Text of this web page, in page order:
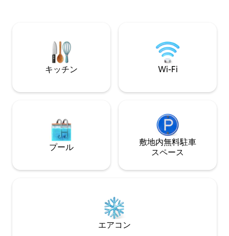
ンスタで@CasitaDeBambuをフォローし
てください。 予約はAirbnbのみです:)
キッチン Wi-Fi
プール
敷地内無料駐⁠車
ス⁠ペ⁠ー⁠ス
エアコン